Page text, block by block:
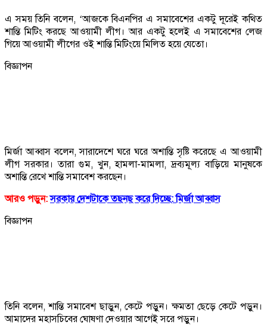
এ সময় তিনি বলেন, ‘আজকে বিএনপির এ সমাবেশের একটু দূরেই কথিত
শান্তি মিটিং করছে আওয়ামী লীগ। আর একটু হলেই এ সমাবেশের লেজ
গিয়ে আওয়ামী লীগের ওই শান্তি মিটিংয়ে মিলিত হয়ে যেতো।
বিজ্ঞাপন
মির্জা আব্বাস বলেন, সারাদেশে ঘরে ঘরে অশান্তি সৃষ্টি করেছে এ আওয়ামী
লীগ সরকার। তারা গুম, খুন, হামলা-মামলা, দ্রব্যমূল্য বাড়িয়ে মানুষকে
অশান্তি রেখে শান্তি সমাবেশ করছেন।
আরও পড়ুন: সরকার দেশটাকে তছনছ করে দিচ্ছে: মির্জা আব্বাস
বিজ্ঞাপন
তিনি বলেন, শান্তি সমাবেশ ছাড়ুন, কেটে পড়ুন। ক্ষমতা ছেড়ে কেটে পড়ুন।
আমাদের মহাসচিবের ঘোষণা দেওয়ার আগেই সরে পড়ুন।